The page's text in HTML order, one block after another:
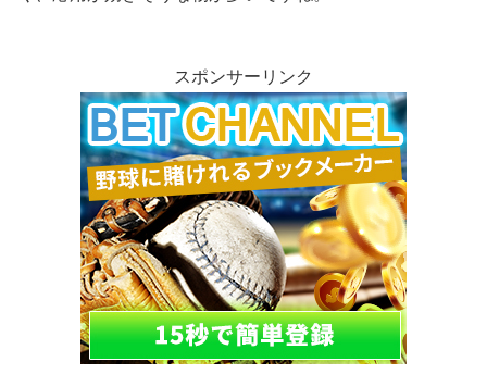
スポンサーリンク